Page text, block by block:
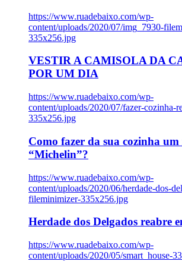
https://www.ruadebaixo.com/wp-
content/uploads/2020/07/img_7930-
335x256.jpg
VESTIR A CAMISOLA DA
POR UM DIA
https://www.ruadebaixo.com/wp-
content/uploads/2020/07/fazer-cozinha-
335x256.jpg
Como fazer da sua cozinha
“Michelin”?
https://www.ruadebaixo.com/wp-
content/uploads/2020/06/herdade-dos-
fileminimizer-335x256.jpg
Herdade dos Delgados reabre
https://www.ruadebaixo.com/wp-
content/uploads/2020/05/smart_house-